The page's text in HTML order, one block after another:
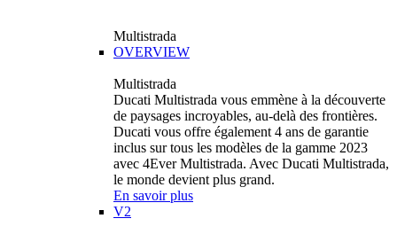
Multistrada
OVERVIEW
Multistrada
Ducati Multistrada vous emmène à la découverte
de paysages incroyables, au-delà des frontières.
Ducati vous offre également 4 ans de garantie
inclus sur tous les modèles de la gamme 2023
avec 4Ever Multistrada. Avec Ducati Multistrada,
le monde devient plus grand.
En savoir plus
V2